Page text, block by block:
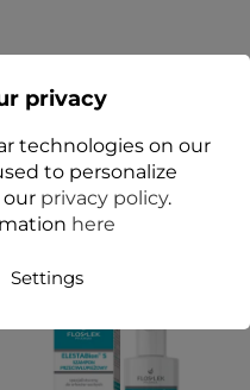
privacy
technologies on our
to personalize
our privacy policy.
here
Settings